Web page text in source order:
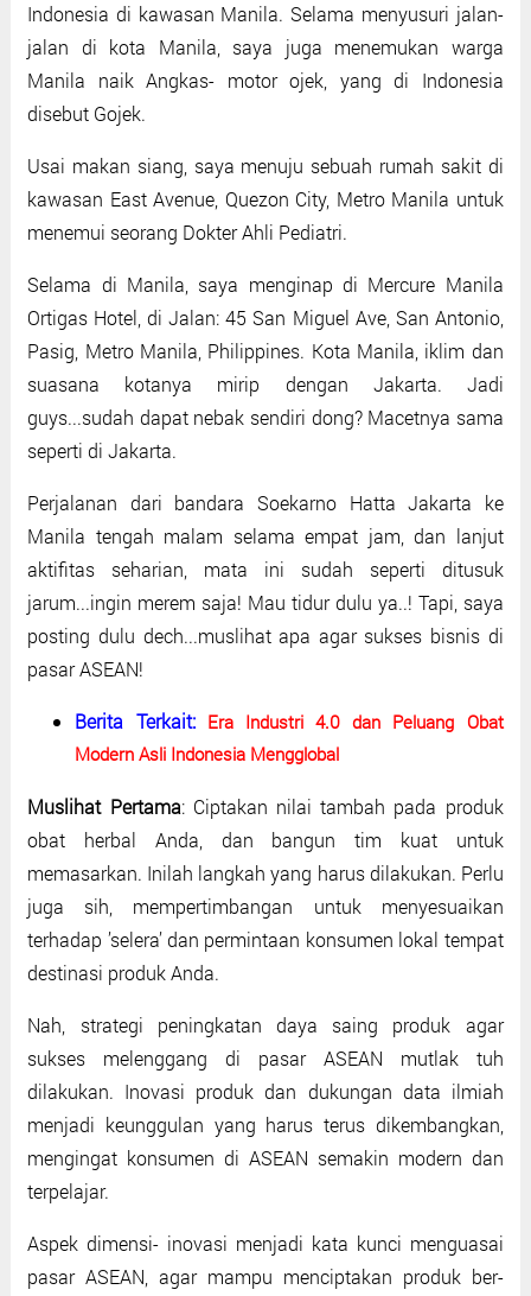
Indonesia di kawasan Manila. Selama menyusuri jalan-
jalan di kota Manila, saya juga menemukan warga
Manila naik Angkas- motor ojek, yang di Indonesia
disebut Gojek.
Usai makan siang, saya menuju sebuah rumah sakit di
kawasan East Avenue, Quezon City, Metro Manila untuk
menemui seorang Dokter Ahli Pediatri.
Selama di Manila, saya menginap di Mercure Manila
Ortigas Hotel, di Jalan: 45 San Miguel Ave, San Antonio,
Pasig, Metro Manila, Philippines. Kota Manila, iklim dan
suasana kotanya mirip dengan Jakarta. Jadi
guys...sudah dapat nebak sendiri dong? Macetnya sama
seperti di Jakarta.
Perjalanan dari bandara Soekarno Hatta Jakarta ke
Manila tengah malam selama empat jam, dan lanjut
aktifitas seharian, mata ini sudah seperti ditusuk
jarum...ingin merem saja! Mau tidur dulu ya..! Tapi, saya
posting dulu dech...muslihat apa agar sukses bisnis di
pasar ASEAN!
Berita Terkait: Era Industri 4.0 dan Peluang Obat
Modern Asli Indonesia Mengglobal
Muslihat Pertama: Ciptakan nilai tambah pada produk
obat herbal Anda, dan bangun tim kuat untuk
memasarkan. Inilah langkah yang harus dilakukan. Perlu
juga sih, mempertimbangan untuk menyesuaikan
terhadap ’selera’ dan permintaan konsumen lokal tempat
destinasi produk Anda.
Nah, strategi peningkatan daya saing produk agar
sukses melenggang di pasar ASEAN mutlak tuh
dilakukan. Inovasi produk dan dukungan data ilmiah
menjadi keunggulan yang harus terus dikembangkan,
mengingat konsumen di ASEAN semakin modern dan
terpelajar.
Aspek dimensi- inovasi menjadi kata kunci menguasai
pasar ASEAN, agar mampu menciptakan produk ber-